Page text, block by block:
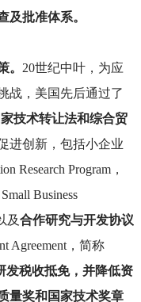
及批准体系。
。 20世纪中叶，为应
战，美国先后通过了
技术转让法和综合贸
进创新，包括小企业
Research Program，
Small Business
及合作研究与开发协议
Agreement，简称
发税收抵免，并降低资
量奖和国家技术奖章